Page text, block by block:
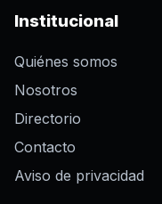
Institucional
Quiénes somos
Nosotros
Directorio
Contacto
Aviso de privacidad